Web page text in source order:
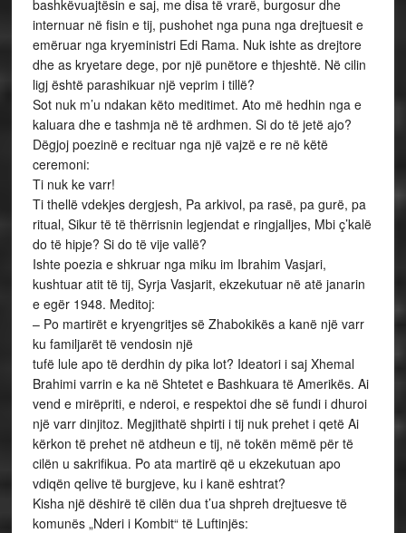
bashkëvuajtësin e saj, me disa të vrarë, burgosur dhe
internuar në fisin e tij, pushohet nga puna nga drejtuesit e
emëruar nga kryeministri Edi Rama. Nuk ishte as drejtore
dhe as kryetare dege, por një punëtore e thjeshtë. Në cilin
ligj është parashikuar një veprim i tillë?
Sot nuk m’u ndakan këto meditimet. Ato më hedhin nga e
kaluara dhe e tashmja në të ardhmen. Si do të jetë ajo?
Dëgjoj poezinë e recituar nga një vajzë e re në këtë
ceremoni:
Ti nuk ke varr!
Ti thellë vdekjes dergjesh, Pa arkivol, pa rasë, pa gurë, pa
ritual, Sikur të të thërrisnin legjendat e ringjalljes, Mbi ç’kalë
do të hipje? Si do të vije vallë?
Ishte poezia e shkruar nga miku im Ibrahim Vasjari,
kushtuar atit të tij, Syrja Vasjarit, ekzekutuar në atë janarin
e egër 1948. Meditoj:
– Po martirët e kryengritjes së Zhabokikës a kanë një varr
ku familjarët të vendosin një
tufë lule apo të derdhin dy pika lot? Ideatori i saj Xhemal
Brahimi varrin e ka në Shtetet e Bashkuara të Amerikës. Ai
vend e mirëpriti, e nderoi, e respektoi dhe së fundi i dhuroi
një varr dinjitoz. Megjithatë shpirti i tij nuk prehet i qetë Ai
kërkon të prehet në atdheun e tij, në tokën mëmë për të
cilën u sakrifikua. Po ata martirë që u ekzekutuan apo
vdiqën qelive të burgjeve, ku i kanë eshtrat?
Kisha një dëshirë të cilën dua t’ua shpreh drejtuesve të
komunës „Nderi i Kombit“ të Luftinjës: